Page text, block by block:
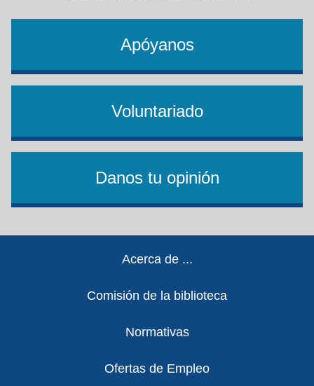
Apóyanos
Voluntariado
Danos tu opinión
Acerca de ...
Comisión de la biblioteca
Normativas
Ofertas de Empleo